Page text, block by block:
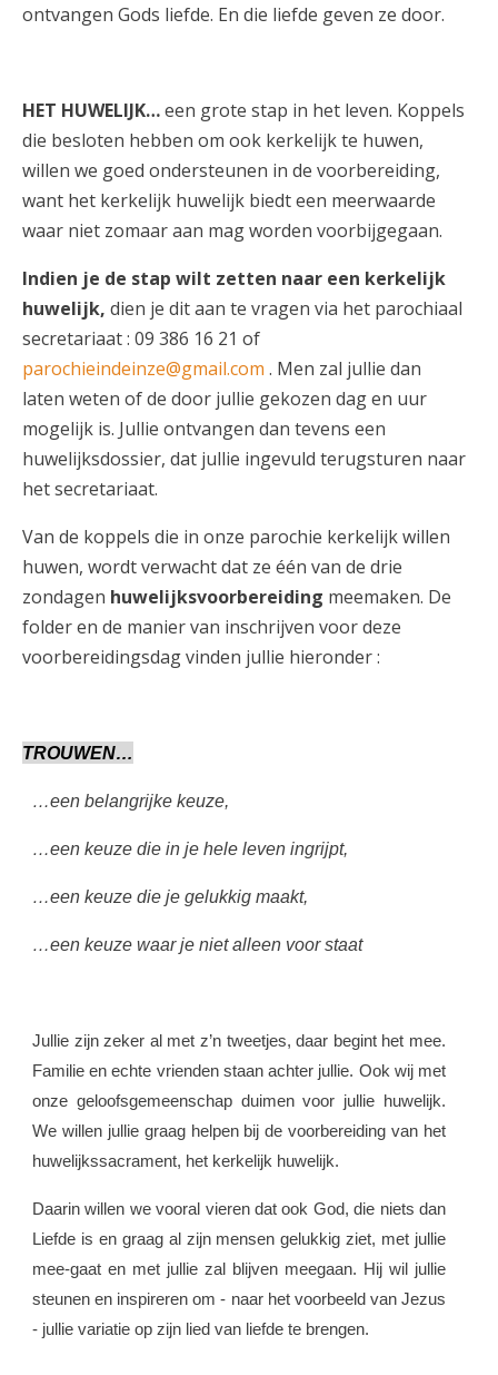
ontvangen Gods liefde. En die liefde geven ze door.
HET HUWELIJK…een grote stap in het leven. Koppels
die besloten hebben om ook kerkelijk te huwen,
willen we goed ondersteunen in de voorbereiding,
want het kerkelijk huwelijk biedt een meerwaarde
waar niet zomaar aan mag worden voorbijgegaan.
Indien je de stap wilt zetten naar een kerkelijk
huwelijk, dien je dit aan te vragen via het parochiaal
secretariaat : 09 386 16 21 of
parochieindeinze@gmail.com . Men zal jullie dan
laten weten of de door jullie gekozen dag en uur
mogelijk is. Jullie ontvangen dan tevens een
huwelijksdossier, dat jullie ingevuld terugsturen naar
het secretariaat.
Van de koppels die in onze parochie kerkelijk willen
huwen, wordt verwacht dat ze één van de drie
zondagen huwelijksvoorbereiding meemaken. De
folder en de manier van inschrijven voor deze
voorbereidingsdag vinden jullie hieronder :
TROUWEN…
…een belangrijke keuze,
…een keuze die in je hele leven ingrijpt,
…een keuze die je gelukkig maakt,
…een keuze waar je niet alleen voor staat
Jullie zijn zeker al met z’n tweetjes, daar begint het mee.
Familie en echte vrienden staan achter jullie. Ook wij met
onze geloofsgemeenschap duimen voor jullie huwelijk.
We willen jullie graag helpen bij de voorbereiding van het
huwelijkssacrament, het kerkelijk huwelijk.
Daarin willen we vooral vieren dat ook God, die niets dan
Liefde is en graag al zijn mensen gelukkig ziet, met jullie
mee-gaat en met jullie zal blijven meegaan. Hij wil jullie
steunen en inspireren om - naar het voorbeeld van Jezus
- jullie variatie op zijn lied van liefde te brengen.